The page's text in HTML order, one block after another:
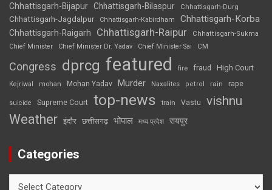
Chhattisgarh-Bijapur Chhattisgarh-Bilaspur Chhattisgarh-Durg
Chhattisgarh-Jagdalpur Chhattisgarh-Kabirdham Chhattisgarh-Korba
Chhattisgarh-Raigarh Chhattisgarh-Raipur
Chhattisgarh-Sukma
Chief Minister
Chief Minister Dr. Yadav Chief Minister Sai CM
Congress dprcg featured fire fraud High Court
Kejriwal mohan Mohan Yadav Murder Naxalites petrol rain rape
suicide Supreme Court top-news train Vastu vishnu
Weather इंदौर छत्तीसगढ़ भोपाल मध्य प्रदेश रायपुर
Categories